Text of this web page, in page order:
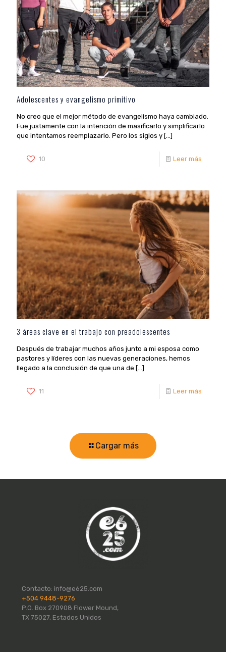
Adolescentes y evangelismo primitivo
No creo que el mejor método de evangelismo haya cambiado.
Fue justamente con la intención de masificarlo y simplificarlo
que intentamos reemplazarlo. Pero los siglos y […]
10 Leer más
3 áreas clave en el trabajo con preadolescentes
Después de trabajar muchos años junto a mi esposa como
pastores y líderes con las nuevas generaciones, hemos
llegado a la conclusión de que una de […]
11 Leer más
Cargar más
Contacto: info@e625.com
+504 9448-9276
P.O. Box 270908 Flower Mound,
TX 75027, Estados Unidos